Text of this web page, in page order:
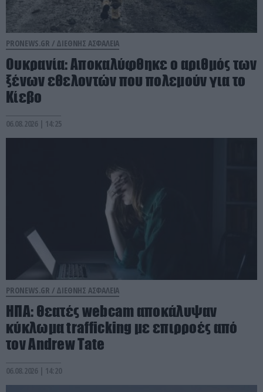
PRONEWS.GR / ΔΙΕΘΝΗΣ ΑΣΦΑΛΕΙΑ
Ουκρανία: Αποκαλύφθηκε ο αριθμός των
ξένων εθελοντών που πολεμούν για το
Κίεβο
06.08.2026 | 14:25
PRONEWS.GR / ΔΙΕΘΝΗΣ ΑΣΦΑΛΕΙΑ
ΗΠΑ: Θεατές webcam αποκάλυψαν
κύκλωμα trafficking με επιρροές από
τον Andrew Tate
06.08.2026 | 14:20